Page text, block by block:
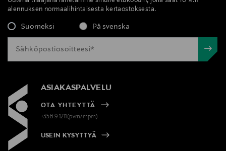
alennuksen normaalihintaisesta kertaostoksesta.
Suomeksi På svenska
ASIAKASPALVELU
OTA YHTEYTTÄ
+358 9 1211(pvm/mpm)
USEIN KYSYTTYÄ